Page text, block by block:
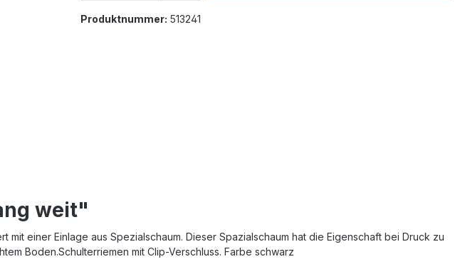
Produktnummer: 513241
weit"
einer Einlage aus Spezialschaum. Dieser Spazialschaum hat die Eigenschaft bei Druck zu
Boden.Schulterriemen mit Clip-Verschluss. Farbe schwarz